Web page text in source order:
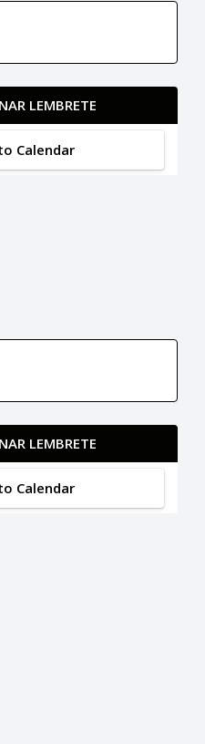
LEMBRETE
Calendar
LEMBRETE
Calendar